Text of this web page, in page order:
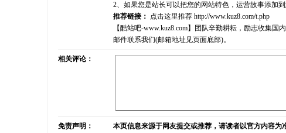
2、如果您是站长可以把您的网站特色，运营故事添加
推荐链接： 点击这里推荐 http://www.kuz8.com/t.php
【酷站吧-www.kuz8.com】团队辛勤耕耘，励志收集
邮件联系我们(邮箱地址见页面底部)。
相关评论：
免责声明：
本页信息来源于网友提交或推荐，请读者以官方内容